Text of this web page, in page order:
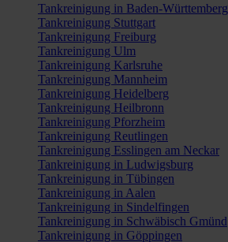
Tankreinigung in Baden-Württemberg
Tankreinigung Stuttgart
Tankreinigung Freiburg
Tankreinigung Ulm
Tankreinigung Karlsruhe
Tankreinigung Mannheim
Tankreinigung Heidelberg
Tankreinigung Heilbronn
Tankreinigung Pforzheim
Tankreinigung Reutlingen
Tankreinigung Esslingen am Neckar
Tankreinigung in Ludwigsburg
Tankreinigung in Tübingen
Tankreinigung in Aalen
Tankreinigung in Sindelfingen
Tankreinigung in Schwäbisch Gmünd
Tankreinigung in Göppingen